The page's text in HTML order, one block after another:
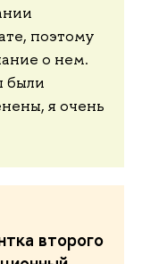
поэтому
о нем.
были
я очень
второго